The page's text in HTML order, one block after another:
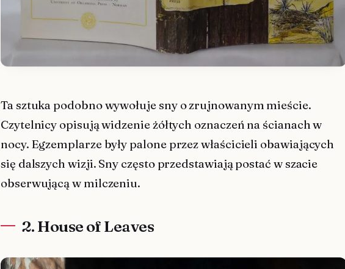
Ta sztuka podobno wywołuje sny o zrujnowanym mieście.
Czytelnicy opisują widzenie żółtych oznaczeń na ścianach w
nocy. Egzemplarze były palone przez właścicieli obawiających
się dalszych wizji. Sny często przedstawiają postać w szacie
obserwującą w milczeniu.
2. House of Leaves